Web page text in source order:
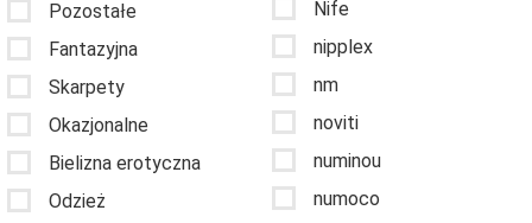
Pozostałe
Fantazyjna
Skarpety
Okazjonalne
Bielizna erotyczna
Odzież
Nife
nipplex
nm
noviti
numinou
numoco